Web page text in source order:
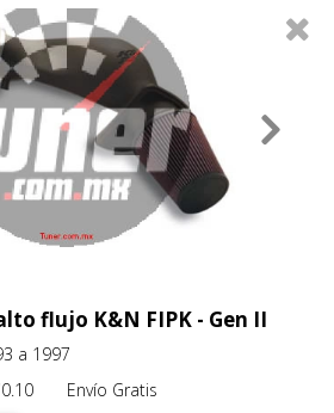
Filtros 0
flujo K&N FIPK - Gen II
a 1997
Envío Gratis